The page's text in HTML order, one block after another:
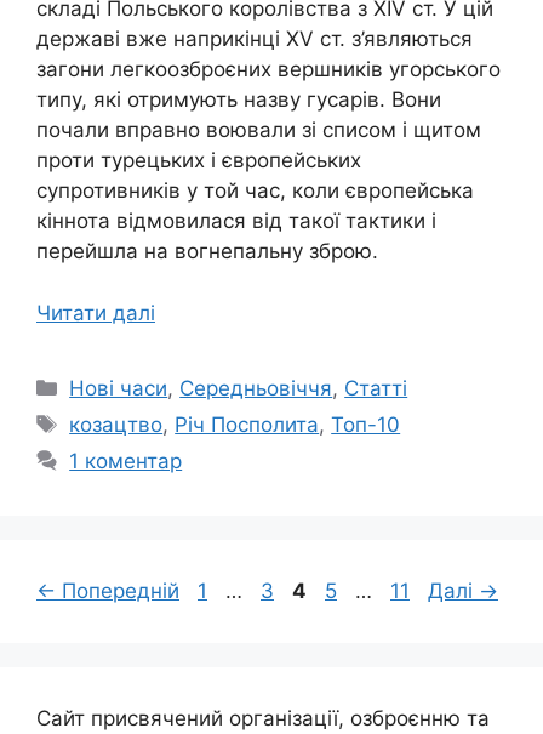
складі Польського королівства з XIV ст. У цій
державі вже наприкінці XV ст. з’являються
загони легкоозброєних вершників угорського
типу, які отримують назву гусарів. Вони
почали вправно воювали зі списом і щитом
проти турецьких і європейських
супротивників у той час, коли європейська
кіннота відмовилася від такої тактики і
перейшла на вогнепальну зброю.
Читати далі
Категорії
Нові часи, Середньовіччя, Статті
Позначки
козацтво, Річ Посполита,Топ-10
1 коментар
← Попередній Сторінка
1 … Сторінка
3 Сторінка
4 Сторінка
5 … Сторінка
11 Далі →
Сайт присвячений організації, озброєнню та